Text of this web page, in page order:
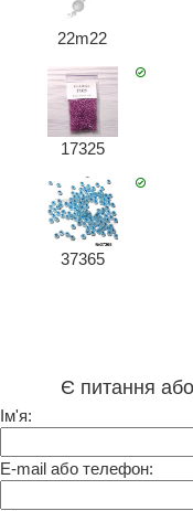
22m22
17325
37365
Є питання
Ім'я:
E-mail або телефон: